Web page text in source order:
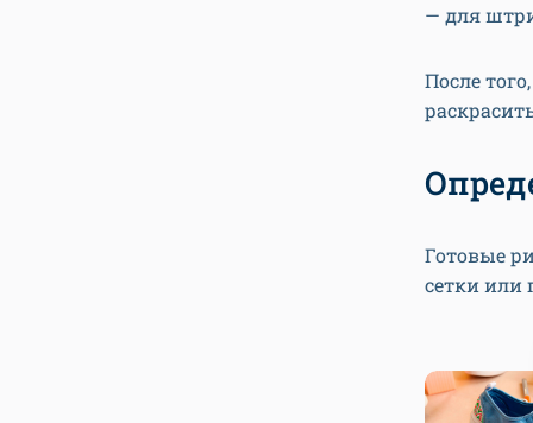
— для
После
Готовые
сетки или